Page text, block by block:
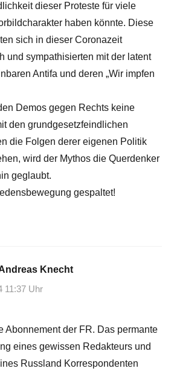
dieser Proteste für viele
haben könnte. Diese
sich in dieser Coronazeit
und sympathisierten mit der latent
Antifa und deren „Wir impfen
Demos gegen Rechts keine
den grundgesetzfeindlichen
die Folgen derer eigenen Politik
wird der Mythos die Querdenker
geglaubt.
gespaltet!
Knecht
11:37 Uhr
Abonnement der FR. Das permante
eines gewissen Redakteurs und
Russland Korrespondenten